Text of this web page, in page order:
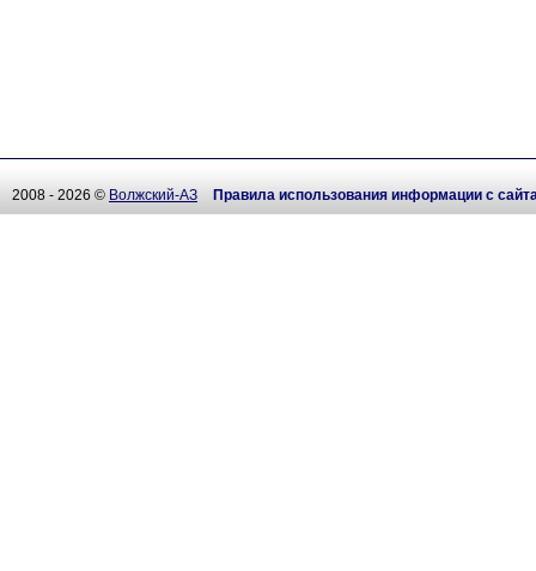
2008 - 2026 © Волжский-АЗ Правила использования информации с